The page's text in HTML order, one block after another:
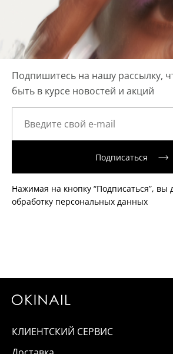
Подпишитесь на нашу рассылку,
быть в курсе новостей и акций
Подписаться
Нажимая на кнопку “Подписаться”, вы
обработку персональных данных
КЛИЕНТСКИЙ СЕРВИС